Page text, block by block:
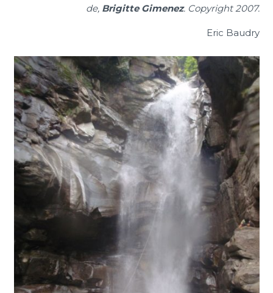
de, Brigitte Gimenez. Copyright 2007.
Eric Baudry